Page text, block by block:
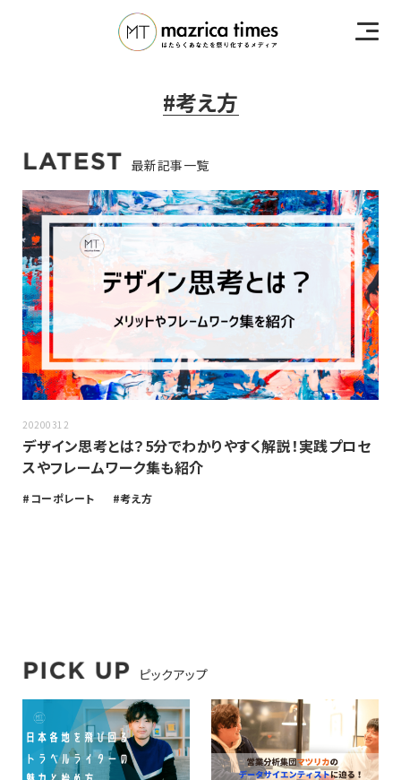
#考え方
最新記事一覧
20200312
デザイン思考とは？5分でわかりやすく解説！実践プロセ
スやフレームワーク集も紹介
コーポレート 考え方
ピックアップ